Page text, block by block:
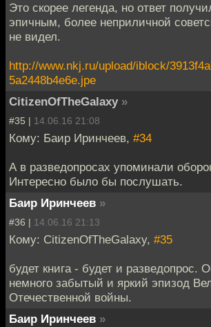
Это скорее легенда, но ответ
эпичным, более неприличной
не видел.
http://www.nkj.ru/upload/iblock/
5a2448b4e6e.jpe
CitizenOfTheGalaxy »
#35 | 14.06.16 21:08
Кому: Баир Иринчеев, #34
А в разведопросах упоминали
Интересно было бы послушать.
Баир Иринчеев »
#36 | 14.06.16 21:13
Кому: CitizenOfTheGalaxy, #35
будет книга - будет и разведопрос.
немного забытый и яркий эпизод
Отечественной войны.
Баир Иринчеев »